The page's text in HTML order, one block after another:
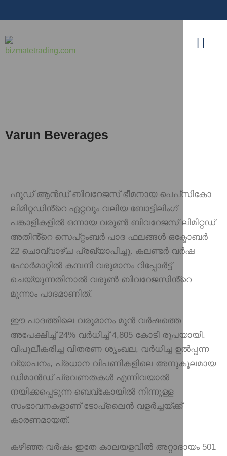
Varun Beverages
ഫുഡ് ആൻഡ് ബിവറേജസ് ഭീമനായ പെപ്‌സികോ
ലിമിറ്റഡിൻ്റെ ഏറ്റവും വലിയ ബോട്ടിലിംഗ്
പങ്കാളികളിൽ ഒന്നായ വരുൺ ബിവറേജസ് ലിമിറ്റഡ്
അതിൻ്റെ സെപ്റ്റംബർ പാദ ഫലങ്ങൾ ഒക്ടോബർ
22 ചൊവ്വാഴ്ച പ്രഖ്യാപിച്ചു. കലണ്ടർ വർഷ
ഫോർമാറ്റിൽ കമ്പനി വരുമാനം റിപ്പോർട്ട്
ചെയ്യുന്നതിനാൽ വരുൺ ബിവറേജസിൻ്റെ
മൂന്നാം പാദമാണിത്.
ഈ പാദത്തിലെ വരുമാനം മുൻ വർഷത്തെ
അപേക്ഷിച്ച് 24% വർധിച്ച് 4,805 കോടി രൂപയായി.
വിപുലീകരിച്ച വിതരണ ശൃംഖല, വർധിച്ച ഉൽപ്പന്ന
വ്യാപനം, പ്രധാന വിപണികളിലെ അനുകൂലമായ
ഡിമാൻഡ് പ്രവണതകൾ എന്നിവയാൽ
നയിക്കപ്പെടുന്ന ബെവ്‌കോയിൽ നിന്നുള്ള
സംഭാവനകളാണ് ടോപ്‌ലൈൻ വളർച്ചയ്ക്ക്
കാരണമായത്.
കഴിഞ്ഞ വർഷം ഇതേ കാലയളവിൽ അറ്റാദായം 501